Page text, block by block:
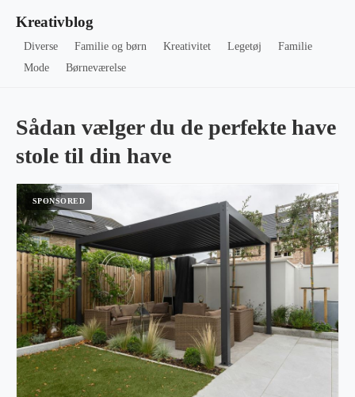
Kreativblog
Diverse Familie og børn Kreativitet Legetøj
Familie
Mode
Børneværelse
Sådan vælger du de perfekte have
stole til din have